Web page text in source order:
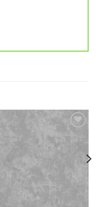
Add to
wishlist